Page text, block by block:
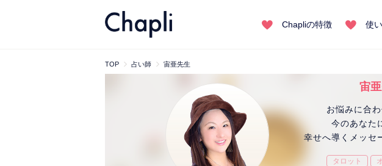
Chapliの特徴 使
TOP 占い師 宙亜先生
宙
お悩みに合
今のあなた
幸せへ導くメッセ
タロット